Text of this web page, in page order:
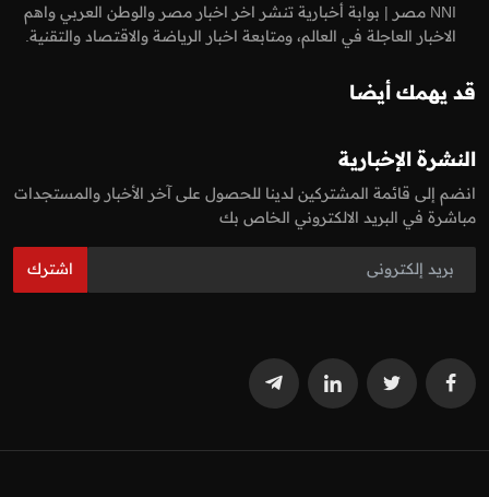
NNI مصر | بوابة أخبارية تنشر اخر اخبار مصر والوطن العربي واهم
الاخبار العاجلة في العالم، ومتابعة اخبار الرياضة والاقتصاد والتقنية.
قد يهمك أيضا
النشرة الإخبارية
انضم إلى قائمة المشتركين لدينا للحصول على آخر الأخبار والمستجدات
مباشرة في البريد الالكتروني الخاص بك
اشترك